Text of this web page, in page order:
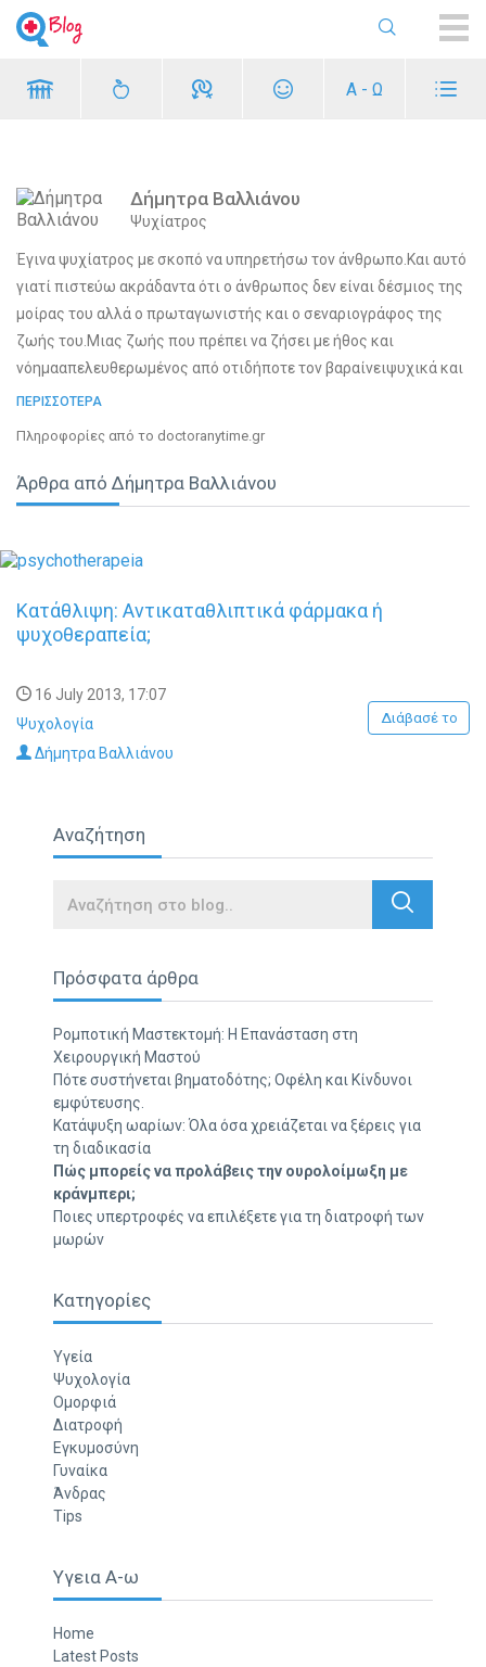
Α - Ω
Δήμητρα Βαλλιάνου
Ψυχίατρος
Έγινα ψυχίατρος με σκοπό να υπηρετήσω τον άνθρωπο.Και αυτό
γιατί πιστεύω ακράδαντα ότι ο άνθρωπος δεν είναι δέσμιος της
μοίρας του αλλά ο πρωταγωνιστής και ο σεναριογράφος της
ζωής του.Μιας ζωής που πρέπει να ζήσει με ήθος και
νόημααπελευθερωμένος από οτιδήποτε τον βαραίνειψυχικά και
πνευματικά..Η συνέχεια δική σας..
ΠΕΡΙΣΣΟΤΕΡΑ
Πληροφορίες από το doctoranytime.gr
Άρθρα από Δήμητρα Βαλλιάνου
Κατάθλιψη: Αντικαταθλιπτικά φάρμακα ή
ψυχοθεραπεία;
16 July 2013, 17:07
Ψυχολογία
Δήμητρα Βαλλιάνου
Διάβασέ το
Αναζήτηση
Search
Πρόσφατα άρθρα
Ρομποτική Μαστεκτομή: Η Επανάσταση στη
Χειρουργική Μαστού
Πότε συστήνεται βηματοδότης; Οφέλη και Κίνδυνοι
εμφύτευσης.
Κατάψυξη ωαρίων: Όλα όσα χρειάζεται να ξέρεις για
τη διαδικασία
Πώς μπορείς να προλάβεις την ουρολοίμωξη με
κράνμπερι;
Ποιες υπερτροφές να επιλέξετε για τη διατροφή των
μωρών
Κατηγορίες
Υγεία
Ψυχολογία
Ομορφιά
Διατροφή
Εγκυμοσύνη
Γυναίκα
Άνδρας
Tips
Υγεια Α-ω
Home
Latest Posts